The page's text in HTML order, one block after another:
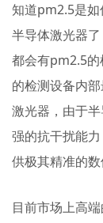
知道pm2.5是
半导体激光器
都会有pm2.5
的检测设备内
激光器，由于
强的抗干扰能
供极其精准的数
目前市场上高